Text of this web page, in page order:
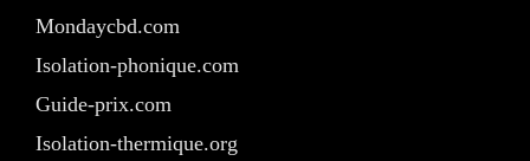
Mondaycbd.com
Isolation-phonique.com
Guide-prix.com
Isolation-thermique.org